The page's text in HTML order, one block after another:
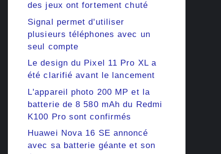
des jeux ont fortement chuté
Signal permet d'utiliser
plusieurs téléphones avec un
seul compte
Le design du Pixel 11 Pro XL a
été clarifié avant le lancement
L'appareil photo 200 MP et la
batterie de 8 580 mAh du Redmi
K100 Pro sont confirmés
Huawei Nova 16 SE annoncé
avec sa batterie géante et son